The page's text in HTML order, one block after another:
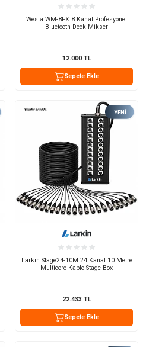
Westa WM-8FX 8 Kanal Profesyonel
Bluetooth Deck Mikser
12.000TL
Sepete Ekle
YENI
Larkin Stage24-10M 24 Kanal 10 Metre
Multicore Kablo Stage Box
22.433 TL
Sepete Ekle